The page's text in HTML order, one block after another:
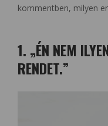
kommentben, milyen
1. „ÉN NEM
RENDET.”